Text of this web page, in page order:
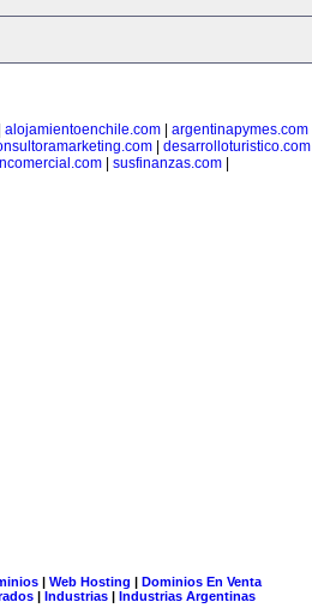
alojamientoenchile.com| argentinapymes.com|
desarrolloturistico.com
susfinanzas.com
| Web Hosting | Dominios En Venta
| Industrias | Industrias Argentinas